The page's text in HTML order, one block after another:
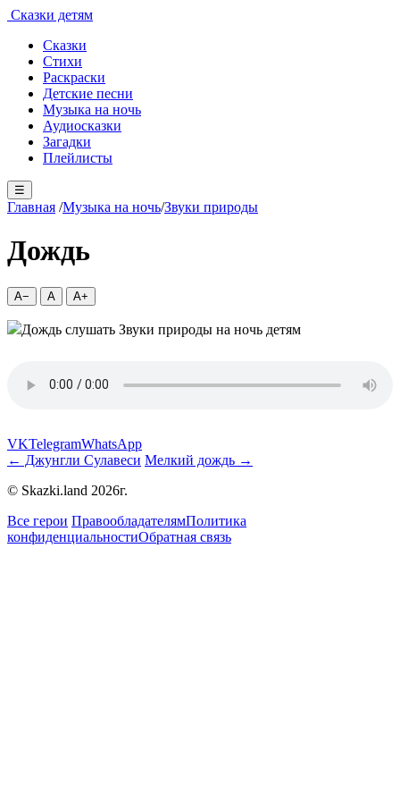
Сказки детям
Сказки
Стихи
Раскраски
Детские песни
Музыка на ночь
Аудиосказки
Загадки
Плейлисты
☰
Главная /Музыка на ночь/Звуки природы
Дождь
A− A A+
VKTelegramWhatsApp
← Джунгли Сулавеси Мелкий дождь →
© Skazki.land 2026г.
Все герои ПравообладателямПолитика
конфиденциальностиОбратная связь